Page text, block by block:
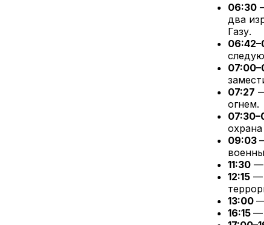
06:30
два
Газу.
07:27
огнем.
09:03
11:30 —
12:15 —
13:00 —
16:15 —